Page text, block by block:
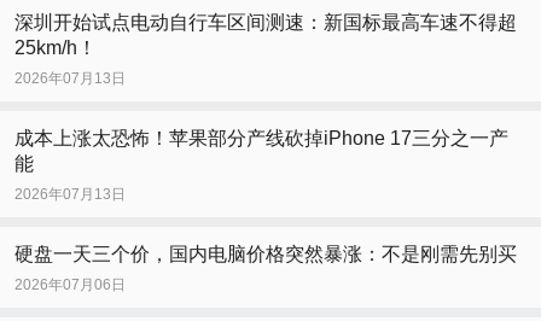
深圳开始试点电动自行车区间测速：新国标最高车速不得超
25km/h！
2026年07月13日
成本上涨太恐怖！苹果部分产线砍掉iPhone 17三分之一产
能
2026年07月13日
硬盘一天三个价，国内电脑价格突然暴涨：不是刚需先别买
2026年07月06日